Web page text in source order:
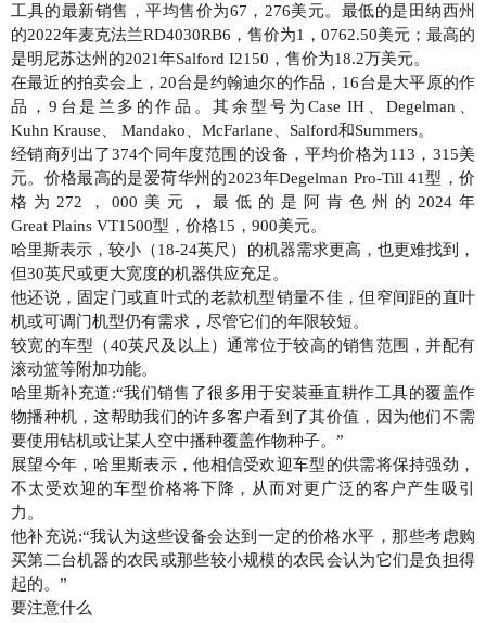
工具的最新销售，平均售价为67，276美元。最低的是田纳西州
的2022年麦克法兰RD4030RB6，售价为1，0762.50美元；最高的
是明尼苏达州的2021年Salford I2150，售价为18.2万美元。
在最近的拍卖会上，20台是约翰迪尔的作品，16台是大平原的作
品，9台是兰多的作品。其余型号为Case IH、Degelman、
Kuhn Krause、 Mandako、McFarlane、Salford和Summers。
经销商列出了374个同年度范围的设备，平均价格为113，315美
元。价格最高的是爱荷华州的2023年Degelman Pro-Till 41型，价
格为272，000美元，最低的是阿肯色州的2024年
Great Plains VT1500型，价格15，900美元。
哈里斯表示，较小（18-24英尺）的机器需求更高，也更难找到，
但30英尺或更大宽度的机器供应充足。
他还说，固定门或直叶式的老款机型销量不佳，但窄间距的直叶
机或可调门机型仍有需求，尽管它们的年限较短。
较宽的车型（40英尺及以上）通常位于较高的销售范围，并配有
滚动篮等附加功能。
哈里斯补充道:“我们销售了很多用于安装垂直耕作工具的覆盖作
物播种机，这帮助我们的许多客户看到了其价值，因为他们不需
要使用钻机或让某人空中播种覆盖作物种子。”
展望今年，哈里斯表示，他相信受欢迎车型的供需将保持强劲，
不太受欢迎的车型价格将下降，从而对更广泛的客户产生吸引
力。
他补充说:“我认为这些设备会达到一定的价格水平，那些考虑购
买第二台机器的农民或那些较小规模的农民会认为它们是负担得
起的。”
要注意什么